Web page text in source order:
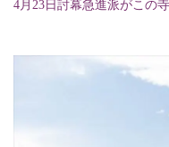
4月23日討幕急進派がこの
後再建され...